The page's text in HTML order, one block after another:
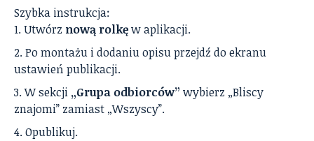
Szybka instrukcja:
Utwórz nową rolkęw aplikacji.
Po montażu i dodaniu opisu przejdź do ekranu
ustawień publikacji.
W sekcji „Grupa odbiorców” wybierz „Bliscy
znajomi” zamiast „Wszyscy”.
Opublikuj.